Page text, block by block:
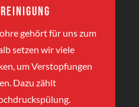
gehört für uns zum
setzen wir viele
um Verstopfungen
Dazu zählt